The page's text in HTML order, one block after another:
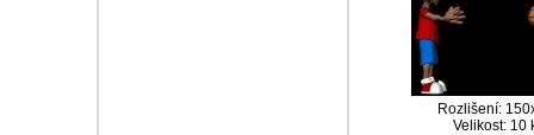
Rozlišení:
Velikost: 10